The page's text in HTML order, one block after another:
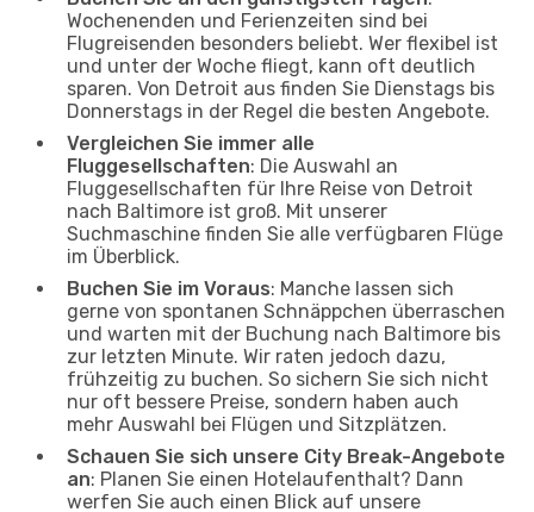
Wochenenden und Ferienzeiten sind bei
Flugreisenden besonders beliebt. Wer flexibel ist
und unter der Woche fliegt, kann oft deutlich
sparen. Von Detroit aus finden Sie Dienstags bis
Donnerstags in der Regel die besten Angebote.
Vergleichen Sie immer alle
Fluggesellschaften: Die Auswahl an
Fluggesellschaften für Ihre Reise von Detroit
nach Baltimore ist groß. Mit unserer
Suchmaschine finden Sie alle verfügbaren Flüge
im Überblick.
Buchen Sie im Voraus: Manche lassen sich
gerne von spontanen Schnäppchen überraschen
und warten mit der Buchung nach Baltimore bis
zur letzten Minute. Wir raten jedoch dazu,
frühzeitig zu buchen. So sichern Sie sich nicht
nur oft bessere Preise, sondern haben auch
mehr Auswahl bei Flügen und Sitzplätzen.
Schauen Sie sich unsere City Break-Angebote
an: Planen Sie einen Hotelaufenthalt? Dann
werfen Sie auch einen Blick auf unsere